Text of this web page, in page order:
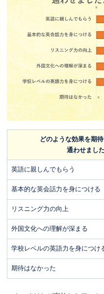
どのような効果を期
通わせまし
英語に親しんでもらう
基本的な英会話力を身につける
リスニング力の向上
外国文化への理解が深まる
学校レベルの英語力を身につけ
期待はなかった